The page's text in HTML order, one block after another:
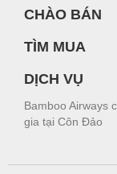
CHÀO BÁN
TÌM MUA
DỊCH VỤ
Bamboo Airways
gia tại Côn Đảo